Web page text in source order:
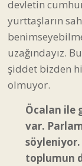
devletin
yurttaşların
uzağındayız.
şiddet bizden
olmuyor.
Öcalan ile
var.
söyleniyor.
toplumun